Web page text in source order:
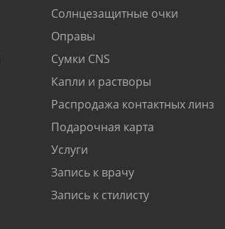
Солнцезащитные очки
Оправы
Сумки CNS
Капли и растворы
Распродажа контактных линз
Подарочная карта
Услуги
Запись к врачу
Запись к стилисту